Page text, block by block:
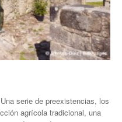
serie de preexistencias, los
agrícola tradicional, una